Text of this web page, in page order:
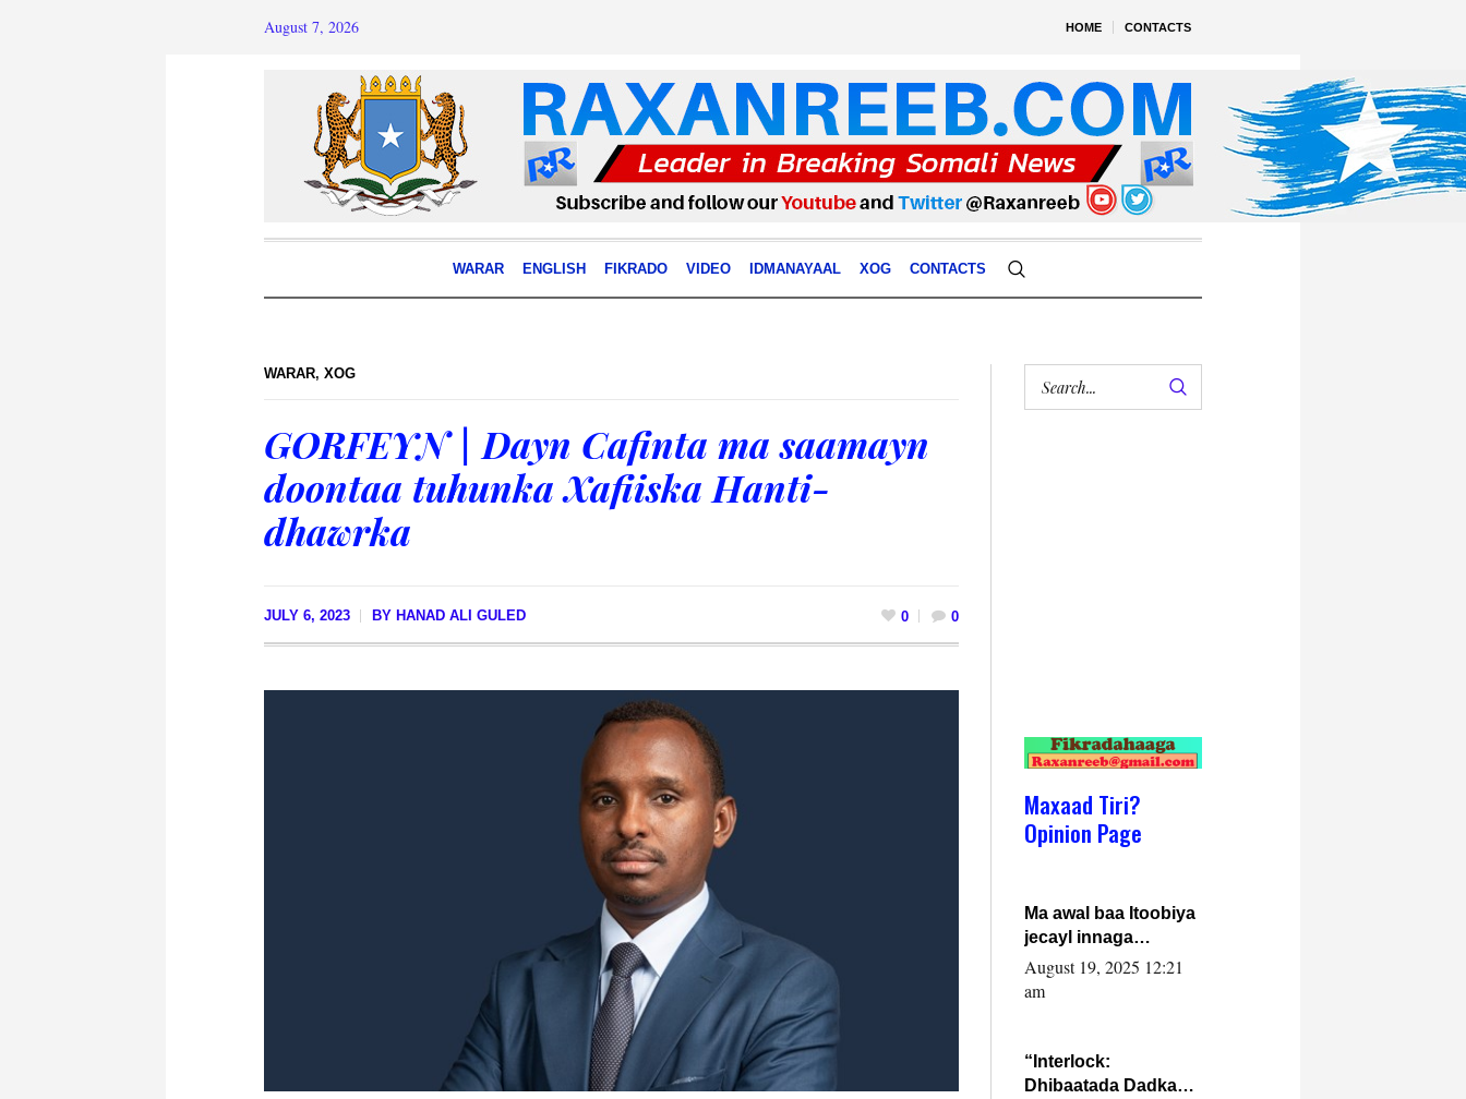
HOME CONTACTS
August 7, 2026
WARAR ENGLISH FIKRADO VIDEO IDMANAYAAL XOG CONTACTS
WARAR, XOG
GORFEYN | Dayn Cafinta ma saamayn
doontaa tuhunka Xafiiska Hanti-
dhawrka
JULY 6, 2023 BY HANAD ALI GULED 0 0
Maxaad Tiri?
Opinion Page
Ma awal baa Itoobiya
jecayl innaga
dhexeeyay?! Axmed-
Yaasiin Max’ed
August 19, 2025 12:21
am
“Interlock:
Dhibaatada Dadka